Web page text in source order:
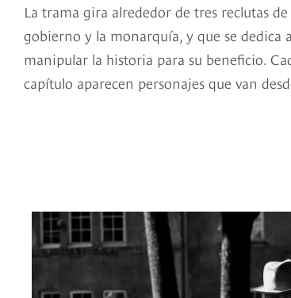
La trama gira alrededor de tres reclutas
gobierno y la monarquía, y que se dedica
manipular la historia para su beneficio.
capítulo aparecen personajes que van